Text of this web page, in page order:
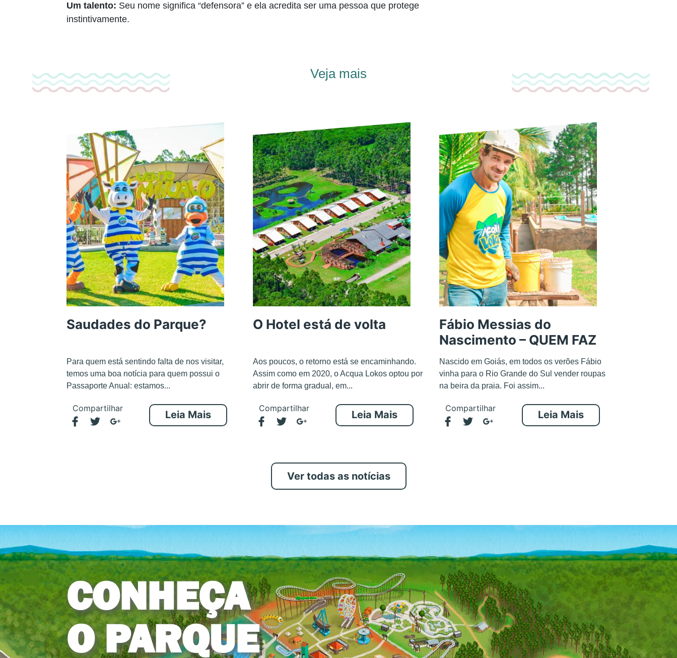
Um talento: Seu nome significa “defensora” e ela acredita ser uma pessoa que protege
instintivamente.
Veja mais
Saudades do Parque?
Para quem está sentindo falta de nos visitar,
temos uma boa notícia para quem possui o
Passaporte Anual: estamos...
Compartilhar
Leia Mais
O Hotel está de volta
Aos poucos, o retorno está se encaminhando.
Assim como em 2020, o Acqua Lokos optou por
abrir de forma gradual, em...
Compartilhar
Leia Mais
Fábio Messias do
Nascimento – QUEM FAZ
Nascido em Goiás, em todos os verões Fábio
vinha para o Rio Grande do Sul vender roupas
na beira da praia. Foi assim...
Compartilhar
Leia Mais
Ver todas as notícias
CONHEÇA
O PARQUE